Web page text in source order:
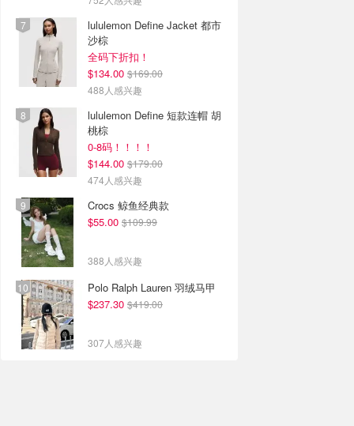
lululemon Define Jacket 都市
沙棕
全码下折扣！
$134.00 $169.00
488人感兴趣
lululemon Define 短款连帽 胡
桃棕
0-8码！！！！
$144.00 $179.00
474人感兴趣
Crocs 鲸鱼经典款
$55.00 $109.99
388人感兴趣
Polo Ralph Lauren 羽绒马甲
$237.30 $419.00
307人感兴趣